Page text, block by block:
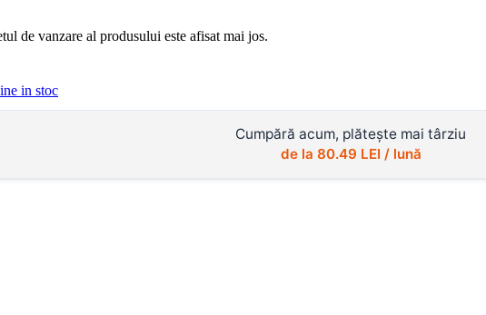
de vanzare al produsului este afisat mai jos.
in stoc
Cumpără acum, plătește mai târziu
de la 80.49 LEI / lună